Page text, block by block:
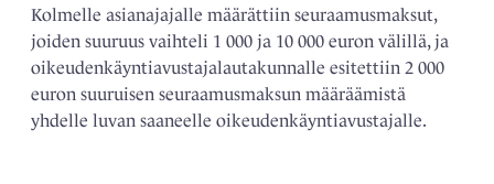
Kolmelle asianajajalle määrättiin seuraamusmaksut,
joiden suuruus vaihteli 1 000 ja 10 000 euron välillä, ja
oikeudenkäyntiavustajalautakunnalle esitettiin 2 000
euron suuruisen seuraamusmaksun määräämistä
yhdelle luvan saaneelle oikeudenkäyntiavustajalle.